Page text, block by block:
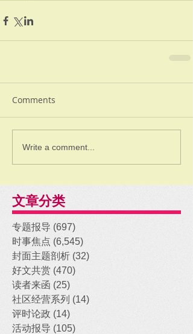
Comments
Write a comment...
文章分类
专题报导 (697)
时事焦点 (6,545)
封面主题剖析 (32)
好文共赏 (470)
读者来函 (25)
社区经营系列 (14)
评时论政 (14)
活动报导 (105)